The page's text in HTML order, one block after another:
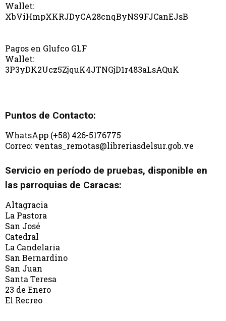
Wallet:
XbViHmpXKRJDyCA28cnqByNS9FJCanEJsB
Pagos en Glufco GLF
Wallet:
3P3yDK2Ucz5ZjquK4JTNGjD1r483aLsAQuK
Puntos de Contacto:
WhatsApp (+58) 426-5176775
Correo: ventas_remotas@libreriasdelsur.gob.ve
Servicio en período de pruebas, disponible en
las parroquias de Caracas:
Altagracia
La Pastora
San José
Catedral
La Candelaria
San Bernardino
San Juan
Santa Teresa
23 de Enero
El Recreo